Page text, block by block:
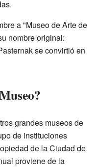
a "Museo de Arte de
nombre original:
se convirtió en
grandes museos de
de instituciones
de la Ciudad de
proviene de la